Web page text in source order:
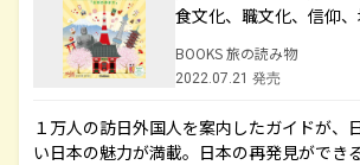
食文化、職文化、信仰
BOOKS 旅の読み物
2022.07.21 発売
１万人の訪日外国人を案内したガイドが、
い日本の魅力が満載。日本の再発見ができ